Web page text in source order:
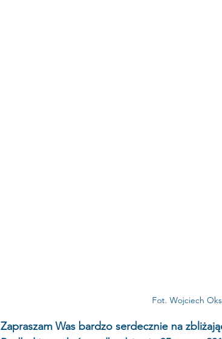
Fot. Wojciech
Zapraszam Was bardzo serdecznie na